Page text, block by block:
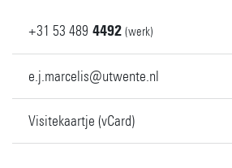
+31 53 489 4492 (werk)
e.j.marcelis@utwente.nl
Visitekaartje (vCard)